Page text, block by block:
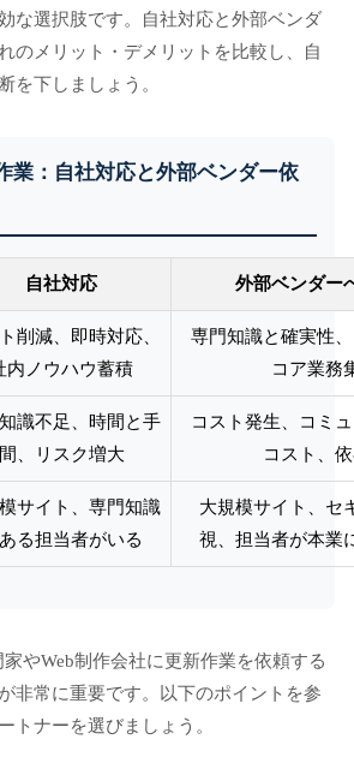
な選択肢です。自社対応と外部ベンダ
のメリット・デメリットを比較し、自
を下しましょう。
業：自社対応と外部ベンダー依
自社対応 外部ベンダー
削減、即時対応、
内ノウハウ蓄積
専門知識と確実性
コア業務
識不足、時間と手
間、リスク増大
コスト発生、コミ
コスト、
サイト、専門知識
る担当者がいる
大規模サイト、セ
視、担当者が本業
家やWeb制作会社に更新作業を依頼する
非常に重要です。以下のポイントを参
トナーを選びましょう。